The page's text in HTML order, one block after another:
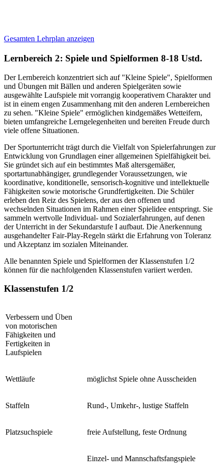
Gesamten Lehrplan anzeigen
Lernbereich 2: Spiele und Spielformen 8-18 Ustd.
Der Lernbereich konzentriert sich auf "Kleine Spiele", Spielformen
und Übungen mit Bällen und anderen Spielgeräten sowie
ausgewählte Laufspiele mit vorrangig kooperativem Charakter und
ist in einem engen Zusammenhang mit den anderen Lernbereichen
zu sehen. "Kleine Spiele" ermöglichen kindgemäßes Wetteifern,
bieten umfangreiche Lerngelegenheiten und bereiten Freude durch
viele offene Situationen.
Der Sportunterricht trägt durch die Vielfalt von Spielerfahrungen zur
Entwicklung von Grundlagen einer allgemeinen Spielfähigkeit bei.
Sie gründet sich auf ein bestimmtes Maß altersgemäßer,
sportartunabhängiger, grundlegender Voraussetzungen, wie
koordinative, konditionelle, sensorisch-kognitive und intellektuelle
Fähigkeiten sowie motorische Grundfertigkeiten. Die Schüler
erleben den Reiz des Spielens, der aus den offenen und
wechselnden Situationen im Rahmen einer Spielidee entspringt. Sie
sammeln wertvolle Individual- und Sozialerfahrungen, auf denen
der Unterricht in der Sekundarstufe I aufbaut. Die Anerkennung
ausgehandelter Fair-Play-Regeln stärkt die Erfahrung von Toleranz
und Akzeptanz im sozialen Miteinander.
Alle benannten Spiele und Spielformen der Klassenstufen 1/2
können für die nachfolgenden Klassenstufen variiert werden.
Klassenstufen 1/2
Verbessern und Üben
von motorischen
Fähigkeiten und
Fertigkeiten in
Laufspielen
Wettläufe möglichst Spiele ohne Ausscheiden
Staffeln Rund-, Umkehr-, lustige Staffeln
Platzsuchspiele freie Aufstellung, feste Ordnung
Einzel- und Mannschaftsfangspiele